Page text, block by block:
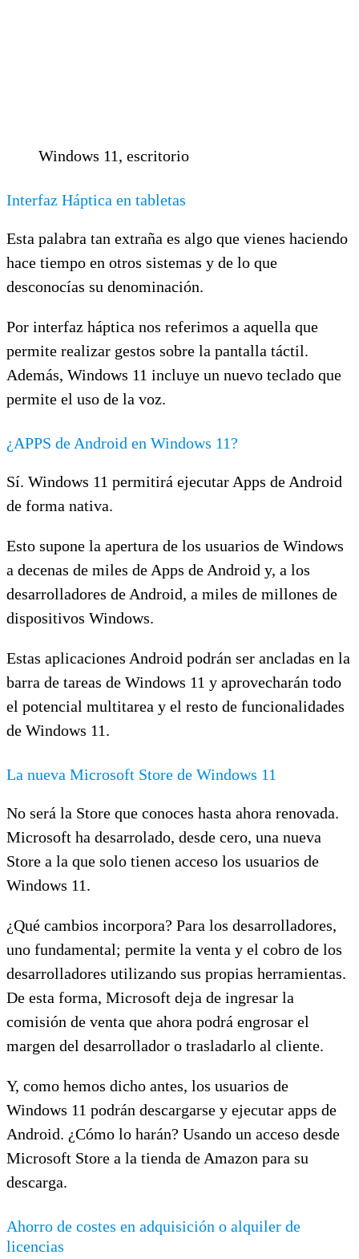
Windows 11, escritorio
Interfaz Háptica en tabletas
Esta palabra tan extraña es algo que vienes haciendo
hace tiempo en otros sistemas y de lo que
desconocías su denominación.
Por interfaz háptica nos referimos a aquella que
permite realizar gestos sobre la pantalla táctil.
Además, Windows 11 incluye un nuevo teclado que
permite el uso de la voz.
¿APPS de Android en Windows 11?
Sí. Windows 11 permitirá ejecutar Apps de Android
de forma nativa.
Esto supone la apertura de los usuarios de Windows
a decenas de miles de Apps de Android y, a los
desarrolladores de Android, a miles de millones de
dispositivos Windows.
Estas aplicaciones Android podrán ser ancladas en la
barra de tareas de Windows 11 y aprovecharán todo
el potencial multitarea y el resto de funcionalidades
de Windows 11.
La nueva Microsoft Store de Windows 11
No será la Store que conoces hasta ahora renovada.
Microsoft ha desarrolado, desde cero, una nueva
Store a la que solo tienen acceso los usuarios de
Windows 11.
¿Qué cambios incorpora? Para los desarrolladores,
uno fundamental; permite la venta y el cobro de los
desarrolladores utilizando sus propias herramientas.
De esta forma, Microsoft deja de ingresar la
comisión de venta que ahora podrá engrosar el
margen del desarrollador o trasladarlo al cliente.
Y, como hemos dicho antes, los usuarios de
Windows 11 podrán descargarse y ejecutar apps de
Android. ¿Cómo lo harán? Usando un acceso desde
Microsoft Store a la tienda de Amazon para su
descarga.
Ahorro de costes en adquisición o alquiler de
licencias